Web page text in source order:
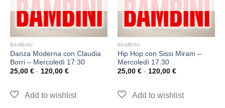
BAMBINI
Danza Moderna con Claudia
Borri – Mercoledì 17:30
25,00 € - 120,00 €
BAMBINI
Hip Hop con Sissi Miram –
Mercoledì 17:30
25,00 € - 120,00 €